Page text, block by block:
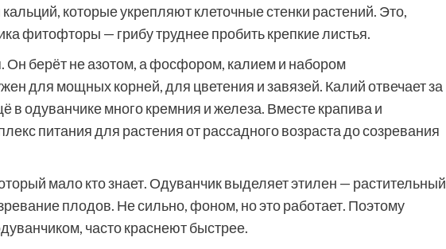
которые укрепляют клеточные стенки растений. Это,
фитофторы — грибу труднее пробить крепкие листья.
Он берёт не азотом, а фосфором, калием и набором
для мощных корней, для цветения и завязей. Калий отвечает за
в одуванчике много кремния и железа. Вместе крапива и
питания для растения от рассадного возраста до созревания
мало кто знает. Одуванчик выделяет этилен — растительный
плодов. Не сильно, фоном, но это работает. Поэтому
часто краснеют быстрее.